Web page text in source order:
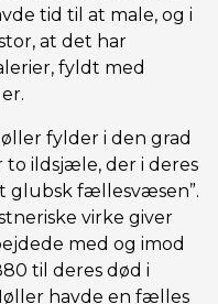
tid til at male, og i
at det har
fyldt med
fylder i den grad
to ildsjæle, der i deres
glubsk fællesvæsen”.
virke giver
med og imod
til deres død i
havde en fælles